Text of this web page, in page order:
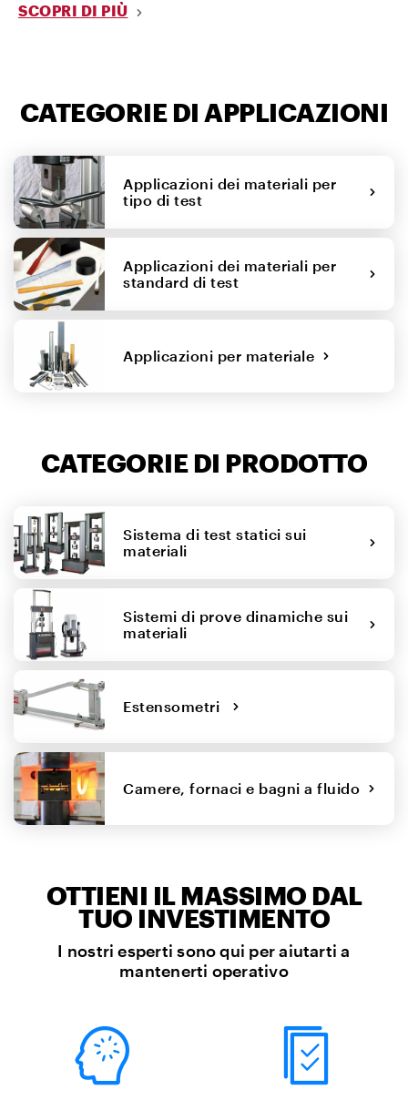
SCOPRI DI PIÙ
CATEGORIE DI APPLICAZIONI
Applicazioni dei materiali per
tipo di test
Applicazioni dei materiali per
standard di test
Applicazioni per materiale
CATEGORIE DI PRODOTTO
Sistema di test statici sui
materiali
Sistemi di prove dinamiche sui
materiali
Estensometri
Camere, fornaci e bagni a fluido
OTTIENI IL MASSIMO DAL
TUO INVESTIMENTO
I nostri esperti sono qui per aiutarti a
mantenerti operativo